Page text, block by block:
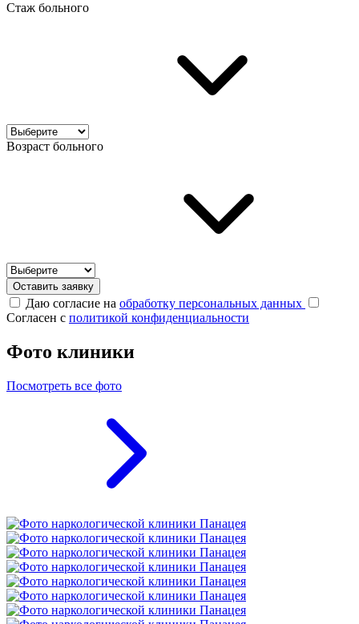
Стаж больного
Возраст больного
Оставить заявку
Даю согласие на обработку персональных данных
Согласен с политикой конфиденциальности
Фото клиники
Посмотреть все фото